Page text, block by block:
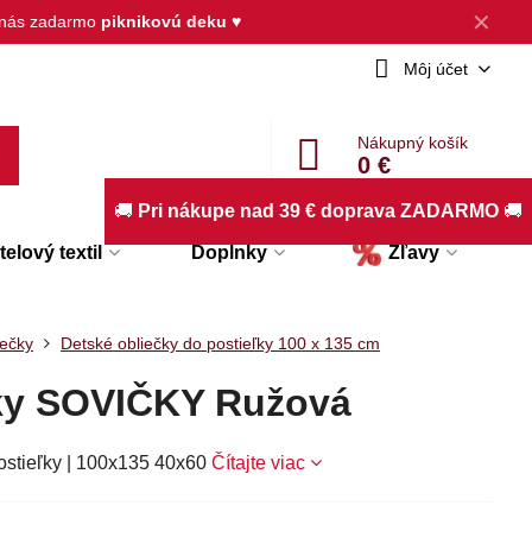
✕
zadarmo piknikovú deku ♥
Môj účet
Nákupný košík
0 €
textil Doplnky Zľavy
Detské obliečky do postieľky 100 x 135 cm
SOVIČKY Ružová
| 100x135 40x60 Čítajte viac
🚚 Pri nákupe nad 39 € doprava ZADARMO 🚚